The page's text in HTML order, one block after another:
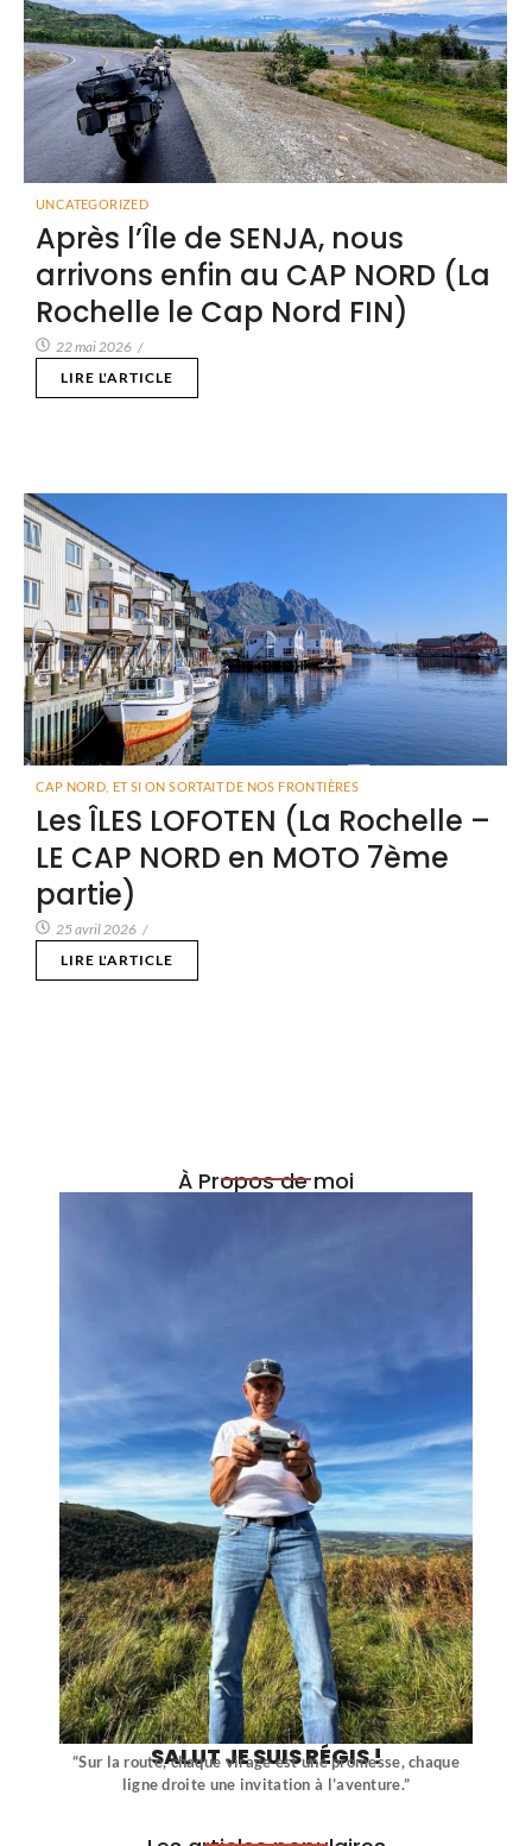
UNCATEGORIZED
Après l’Île de SENJA, nous
arrivons enfin au CAP NORD (La
Rochelle le Cap Nord FIN)
22 mai 2026 /
LIRE L'ARTICLE
CAP NORD ET SI ON SORTAIT DE NOS FRONTIÈRES
Les ÎLES LOFOTEN (La Rochelle –
LE CAP NORD en MOTO 7ème
partie)
25 avril 2026 /
LIRE L'ARTICLE
À Propos de moi
SALUT JE SUIS RÉGIS !
“Sur la route, chaque virage est une promesse, chaque
ligne droite une invitation à l’aventure.”